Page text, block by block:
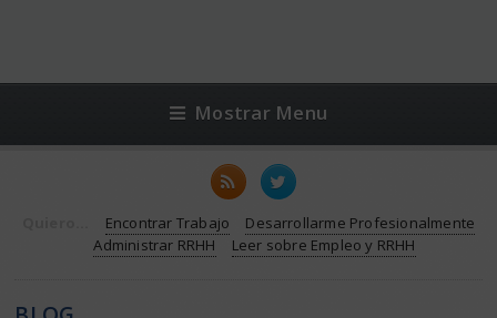
Mostrar Menu
Encontrar Trabajo
Desarrollarme Profesionalmente
Administrar RRHH
Leer sobre Empleo y RRHH